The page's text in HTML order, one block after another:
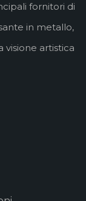
fornitori di
in metallo,
visione artistica